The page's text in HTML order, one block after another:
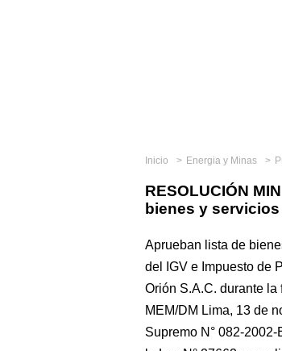
Inicio Energia y Minas
RESOLUCIÓN
bienes y
Aprueban lista de
del IGV e Impuesto de
Orión S.A.C. durante
MEM/DM Lima, 13 de
Supremo N° 082-